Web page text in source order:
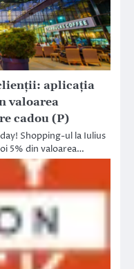
aplicația
valoarea
cadou (P)
Shopping-ul la Iulius
5% din valoarea…